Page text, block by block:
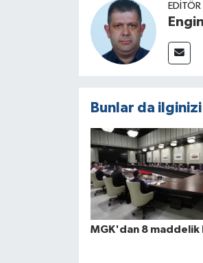
Bunlar da
MGK'dan 8 maddelik